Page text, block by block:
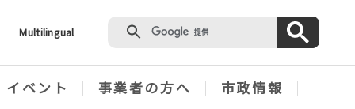
Multilingual
イベント 事業者の方へ 市政情報